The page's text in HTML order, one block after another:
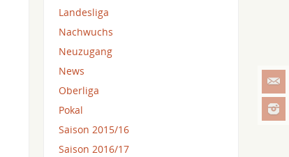
Landesliga
Nachwuchs
Neuzugang
News
Oberliga
Pokal
Saison 2015/16
Saison 2016/17